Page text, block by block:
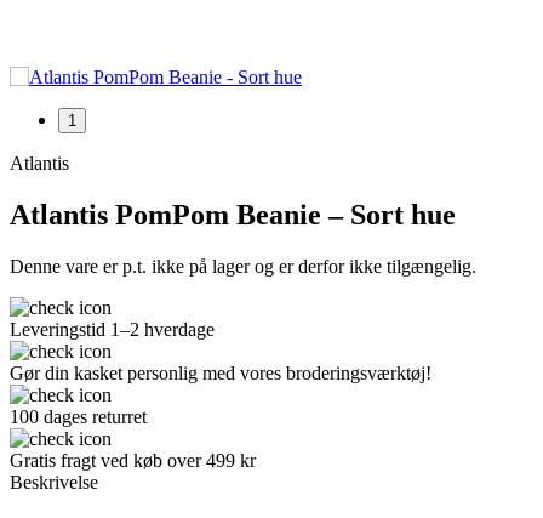
1
Atlantis
Atlantis PomPom Beanie – Sort hue
Denne vare er p.t. ikke på lager og er derfor ikke tilgængelig.
Leveringstid 1–2 hverdage
Gør din kasket personlig med vores broderingsværktøj!
100 dages returret
Gratis fragt ved køb over 499 kr
Beskrivelse